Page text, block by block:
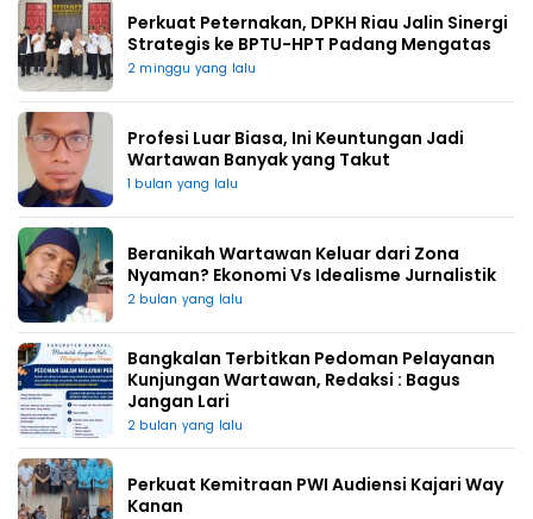
Perkuat Peternakan, DPKH Riau Jalin Sinergi
Strategis ke BPTU-HPT Padang Mengatas
2 minggu yang lalu
Profesi Luar Biasa, Ini Keuntungan Jadi
Wartawan Banyak yang Takut
1 bulan yang lalu
Beranikah Wartawan Keluar dari Zona
Nyaman? Ekonomi Vs Idealisme Jurnalistik
2 bulan yang lalu
Bangkalan Terbitkan Pedoman Pelayanan
Kunjungan Wartawan, Redaksi : Bagus
Jangan Lari
2 bulan yang lalu
Perkuat Kemitraan PWI Audiensi Kajari Way
Kanan